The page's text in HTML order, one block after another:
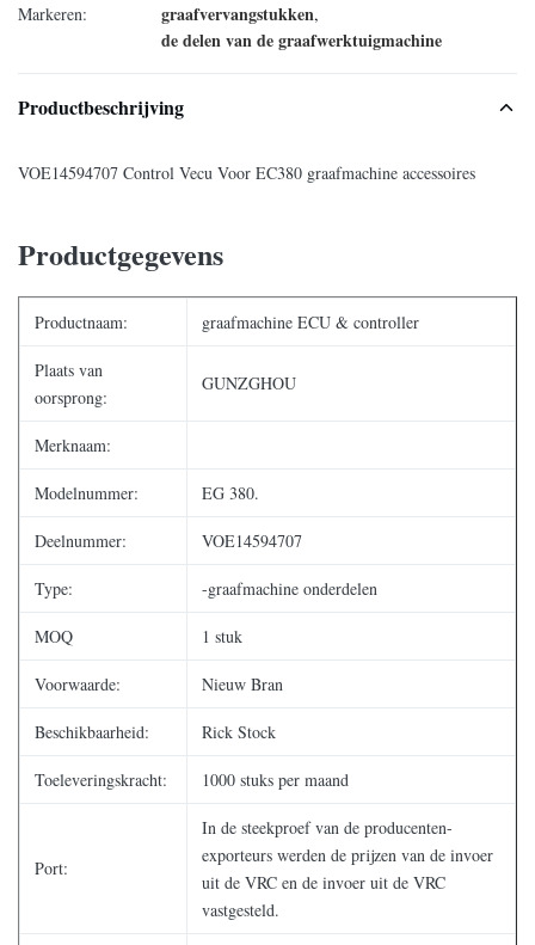
Markeren:
graafvervangstukken,
de delen van de graafwerktuigmachine
Productbeschrijving
VOE14594707 Control Vecu Voor EC380 graafmachine accessoires
Productgegevens
Productnaam: graafmachine ECU & controller
Plaats van
oorsprong:
GUNZGHOU
Merknaam:
Modelnummer: EG 380.
Deelnummer: VOE14594707
Type: -graafmachine onderdelen
MOQ 1 stuk
Voorwaarde: Nieuw Bran
Beschikbaarheid: Rick Stock
Toeleveringskracht: 1000 stuks per maand
Port:
In de steekproef van de producenten-
exporteurs werden de prijzen van de invoer
uit de VRC en de invoer uit de VRC
vastgesteld.